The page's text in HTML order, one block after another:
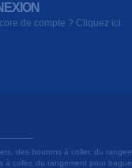
de compte ? Cliquez ici
des boutons à coller, du
coller, du rangement pour